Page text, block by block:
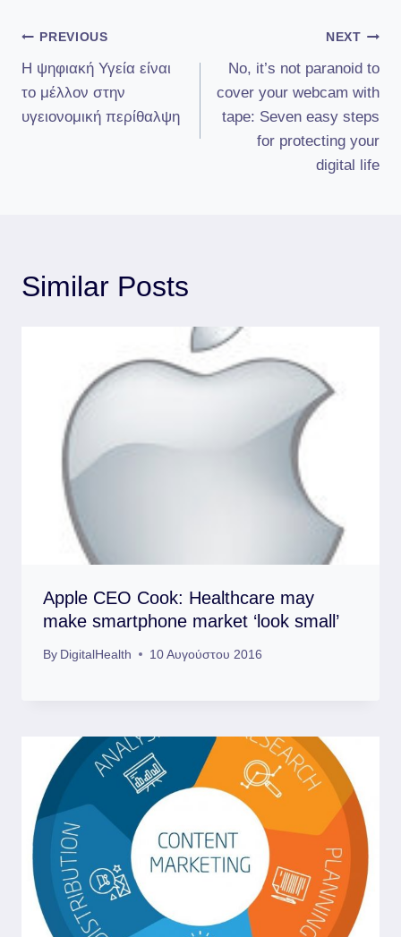
Πλοήγηση
άρθρων
PREVIOUS
Η ψηφιακή Υγεία είναι
το μέλλον στην
υγειονομική περίθαλψη
NEXT
No, it’s not paranoid to
cover your webcam with
tape: Seven easy steps
for protecting your
digital life
Similar Posts
Apple CEO Cook: Healthcare may
make smartphone market ‘look small’
By DigitalHealth 10 Αυγούστου 2016